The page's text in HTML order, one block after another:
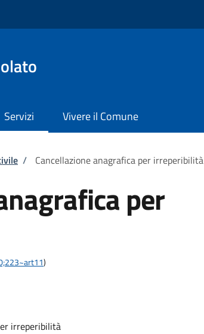
Servizi Vivere il Comune
/ Cancellazione anagrafica per irreperibilità
per
)
irreperibilità